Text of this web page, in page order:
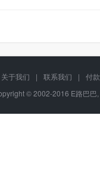
关于我们 | 联系我们 |
付
© 2002-2016 E路巴